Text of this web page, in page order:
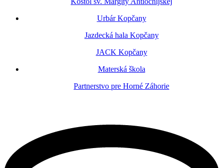
Urbár Kopčany
Jazdecká hala Kopčany
JACK Kopčany
Materská škola
Partnerstvo pre Horné Záhorie